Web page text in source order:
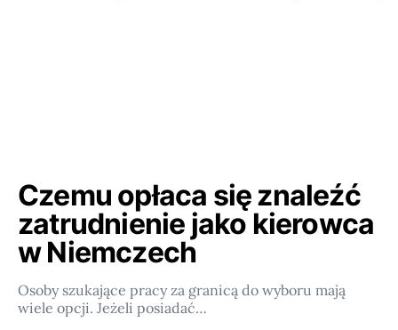
Czemu opłaca się znaleźć
zatrudnienie jako kierowca
w Niemczech
Osoby szukające pracy za granicą do wyboru mają
wiele opcji. Jeżeli posiadać…